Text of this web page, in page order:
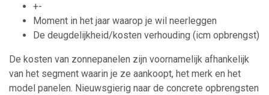
+-
Moment in het jaar waarop je wil neerleggen
De deugdelijkheid/kosten verhouding (icm opbrengst)
De kosten van zonnepanelen zijn voornamelijk afhankelijk
van het segment waarin je ze aankoopt, het merk en het
model panelen. Nieuwsgierig naar de concrete opbrengsten